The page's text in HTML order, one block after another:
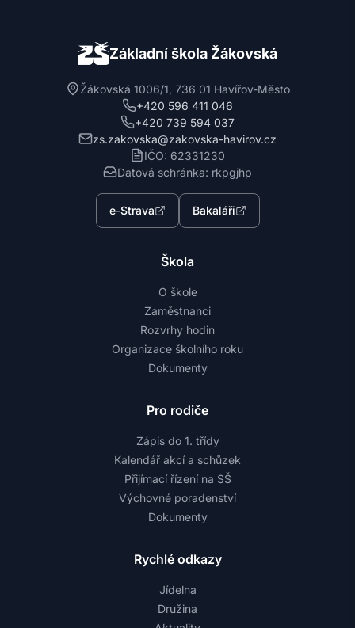
Základní škola Žákovská
Žákovská 1006/1, 736 01 Havířov-Město
+420 596 411 046
+420 739 594 037
zs.zakovska@zakovska-havirov.cz
IČO: 62331230
Datová schránka: rkpgjhp
e-Strava Bakaláři
Škola
O škole
Zaměstnanci
Rozvrhy hodin
Organizace školního roku
Dokumenty
Pro rodiče
Zápis do 1. třídy
Kalendář akcí a schůzek
Přijímací řízení na SŠ
Výchovné poradenství
Dokumenty
Rychlé odkazy
Jídelna
Družina